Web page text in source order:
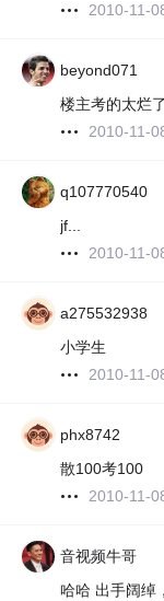
2010-11-
beyond071
楼主考的太烂
2010-11-
q107770540
jf...
2010-11-
a275532938
小学生
2010-11-
phx8742
散100考100
2010-11-
音视频牛哥
哈哈 出手阔绰